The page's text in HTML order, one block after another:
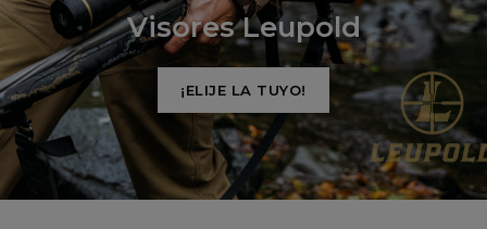
Visores Leupold
¡ELIJE LA TUYO!